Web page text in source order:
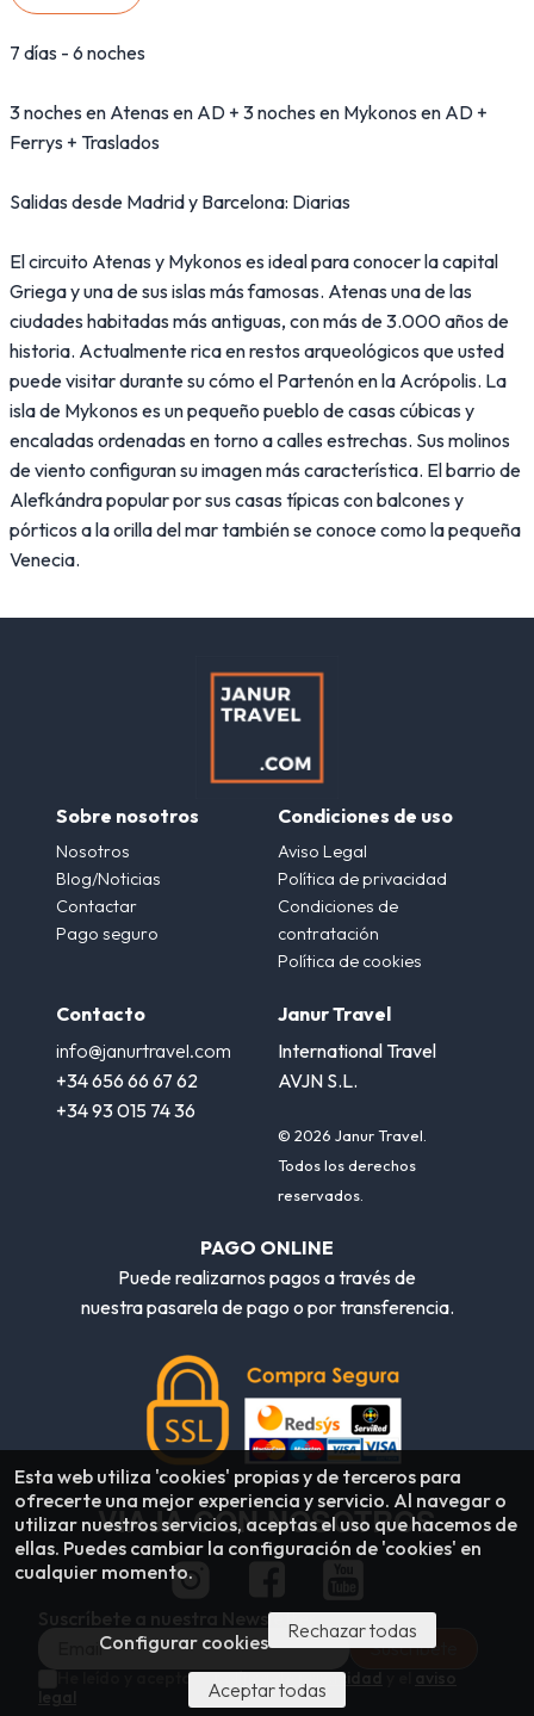
7 días - 6 noches
3 noches en Atenas en AD + 3 noches en Mykonos en AD +
Ferrys + Traslados
Salidas desde Madrid y Barcelona: Diarias
El circuito Atenas y Mykonos es ideal para conocer la capital
Griega y una de sus islas más famosas. Atenas una de las
ciudades habitadas más antiguas, con más de 3.000 años de
historia. Actualmente rica en restos arqueológicos que usted
puede visitar durante su cómo el Partenón en la Acrópolis. La
isla de Mykonos es un pequeño pueblo de casas cúbicas y
encaladas ordenadas en torno a calles estrechas. Sus molinos
de viento configuran su imagen más característica. El barrio de
Alefkándra popular por sus casas típicas con balcones y
pórticos a la orilla del mar también se conoce como la pequeña
Venecia.
Sobre nosotros
Nosotros
Blog/Noticias
Contactar
Pago seguro
Condiciones de uso
Aviso Legal
Política de privacidad
Condiciones de
contratación
Política de cookies
Contacto
info@janurtravel.com
+34 656 66 67 62
+34 93 015 74 36
Janur Travel
International Travel
AVJN S.L.
© 2026 Janur Travel.
Todos los derechos
reservados.
PAGO ONLINE
Puede realizarnos pagos a través de
nuestra pasarela de pago o por transferencia.
VIAJA CON NOSOTROS
Suscríbete a nuestra Newsletter
He leído y acepto lapolítica de privacidad
Esta web utiliza 'cookies' propias y de terceros para
ofrecerte una mejor experiencia y servicio. Al navegar o
utilizar nuestros servicios, aceptas el uso que hacemos de
ellas. Puedes cambiar la configuración de 'cookies' en
cualquier momento.
Configurar cookies Rechazar todas
Aceptar todas